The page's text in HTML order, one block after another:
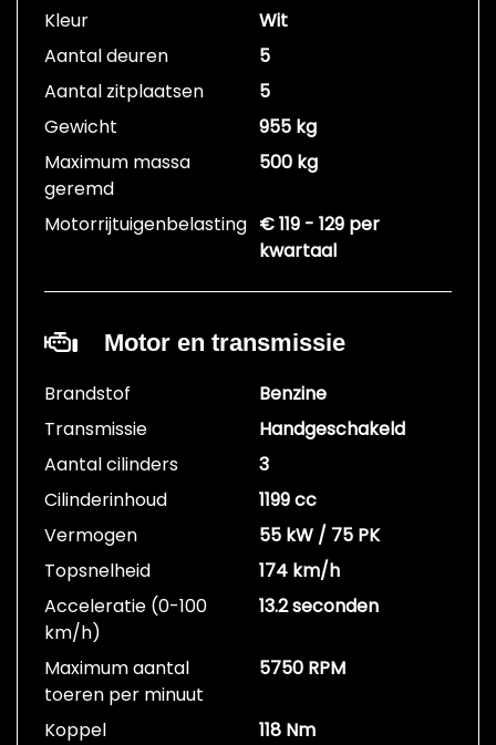
Kleur
Wit
Aantal deuren
5
Aantal zitplaatsen
5
Gewicht
955 kg
Maximum massa
geremd
500 kg
Motorrijtuigenbelasting € 119 - 129 per
kwartaal
Motor en transmissie
Brandstof
Benzine
Transmissie
Handgeschakeld
Aantal cilinders
3
Cilinderinhoud
1199 cc
Vermogen
55 kW / 75 PK
Topsnelheid
174 km/h
Acceleratie (0-100
km/h)
13.2 seconden
Maximum aantal
toeren per minuut
5750 RPM
Koppel
118 Nm